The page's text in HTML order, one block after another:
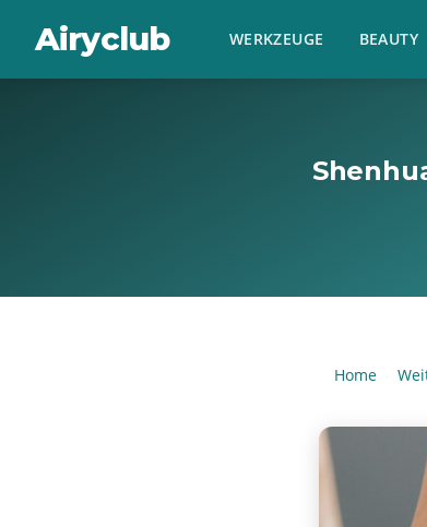
Airyclub WERKZEUGE BEAUTY
Home